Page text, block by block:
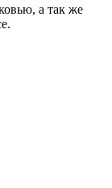
а так же